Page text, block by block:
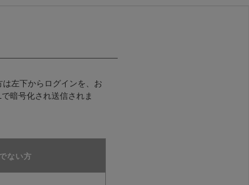
左下からログインを、お
暗号化され送信されま
ない方